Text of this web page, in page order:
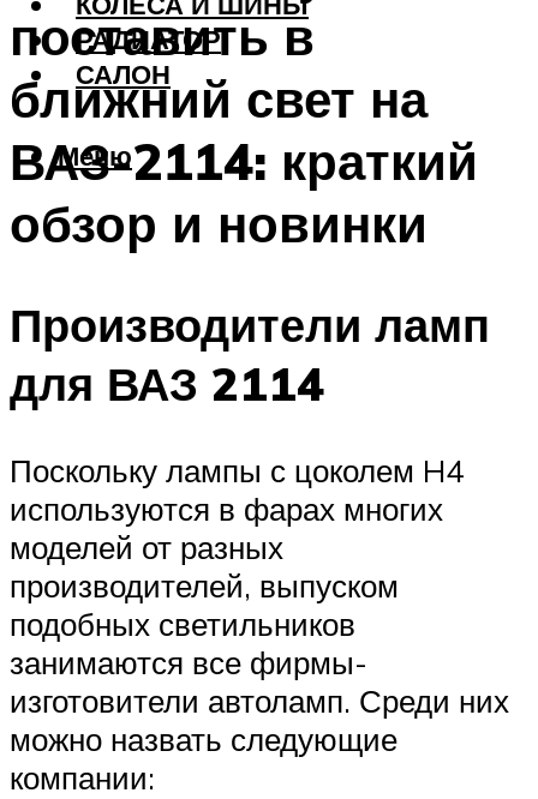
РАДИАТОР
САЛОН
Меню
поставить в
ближний свет на
ВАЗ-2114: краткий
обзор и новинки
Производители ламп
для ВАЗ 2114
Поскольку лампы с цоколем H4
используются в фарах многих
моделей от разных
производителей, выпуском
подобных светильников
занимаются все фирмы-
изготовители автоламп. Среди них
можно назвать следующие
компании: